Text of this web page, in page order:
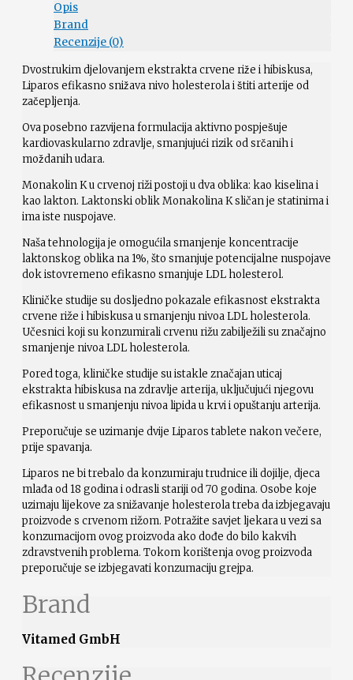
Opis
Brand
Recenzije (0)
Dvostrukim djelovanjem ekstrakta crvene riže i hibiskusa,
Liparos efikasno snižava nivo holesterola i štiti arterije od
začepljenja.
Ova posebno razvijena formulacija aktivno pospješuje
kardiovaskularno zdravlje, smanjujući rizik od srčanih i
moždanih udara.
Monakolin K u crvenoj riži postoji u dva oblika: kao kiselina i
kao lakton. Laktonski oblik Monakolina K sličan je statinima i
ima iste nuspojave.
Naša tehnologija je omogućila smanjenje koncentracije
laktonskog oblika na 1%, što smanjuje potencijalne nuspojave
dok istovremeno efikasno smanjuje LDL holesterol.
Kliničke studije su dosljedno pokazale efikasnost ekstrakta
crvene riže i hibiskusa u smanjenju nivoa LDL holesterola.
Učesnici koji su konzumirali crvenu rižu zabilježili su značajno
smanjenje nivoa LDL holesterola.
Pored toga, kliničke studije su istakle značajan uticaj
ekstrakta hibiskusa na zdravlje arterija, uključujući njegovu
efikasnost u smanjenju nivoa lipida u krvi i opuštanju arterija.
Preporučuje se uzimanje dvije Liparos tablete nakon večere,
prije spavanja.
Liparos ne bi trebalo da konzumiraju trudnice ili dojilje, djeca
mlađa od 18 godina i odrasli stariji od 70 godina. Osobe koje
uzimaju lijekove za snižavanje holesterola treba da izbjegavaju
proizvode s crvenom rižom. Potražite savjet ljekara u vezi sa
konzumacijom ovog proizvoda ako dođe do bilo kakvih
zdravstvenih problema. Tokom korištenja ovog proizvoda
preporučuje se izbjegavati konzumaciju grejpa.
Brand
Vitamed GmbH